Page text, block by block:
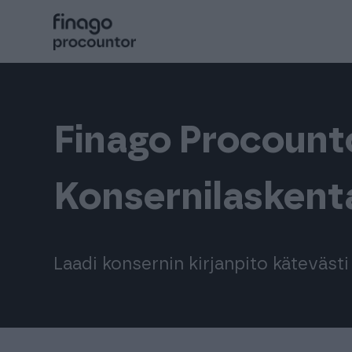
sisältöön
Finago
Laadi konsernin kirjanpito
Sopimuskone
Allekirjoitus